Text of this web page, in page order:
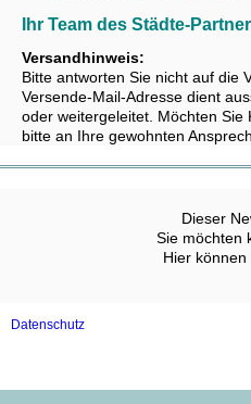
Ihr Team des Städte-
Versandhinweis:
Bitte antworten Sie nicht auf die
Versende-Mail-Adresse dient
oder weitergeleitet. Möchten Sie
bitte an Ihre gewohnten
Dieser
Sie möchten
Hier können
Datenschutz